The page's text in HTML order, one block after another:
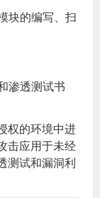
块的编写、扫
渗透测试书
权的环境中进
击应用于未经
测试和漏洞利